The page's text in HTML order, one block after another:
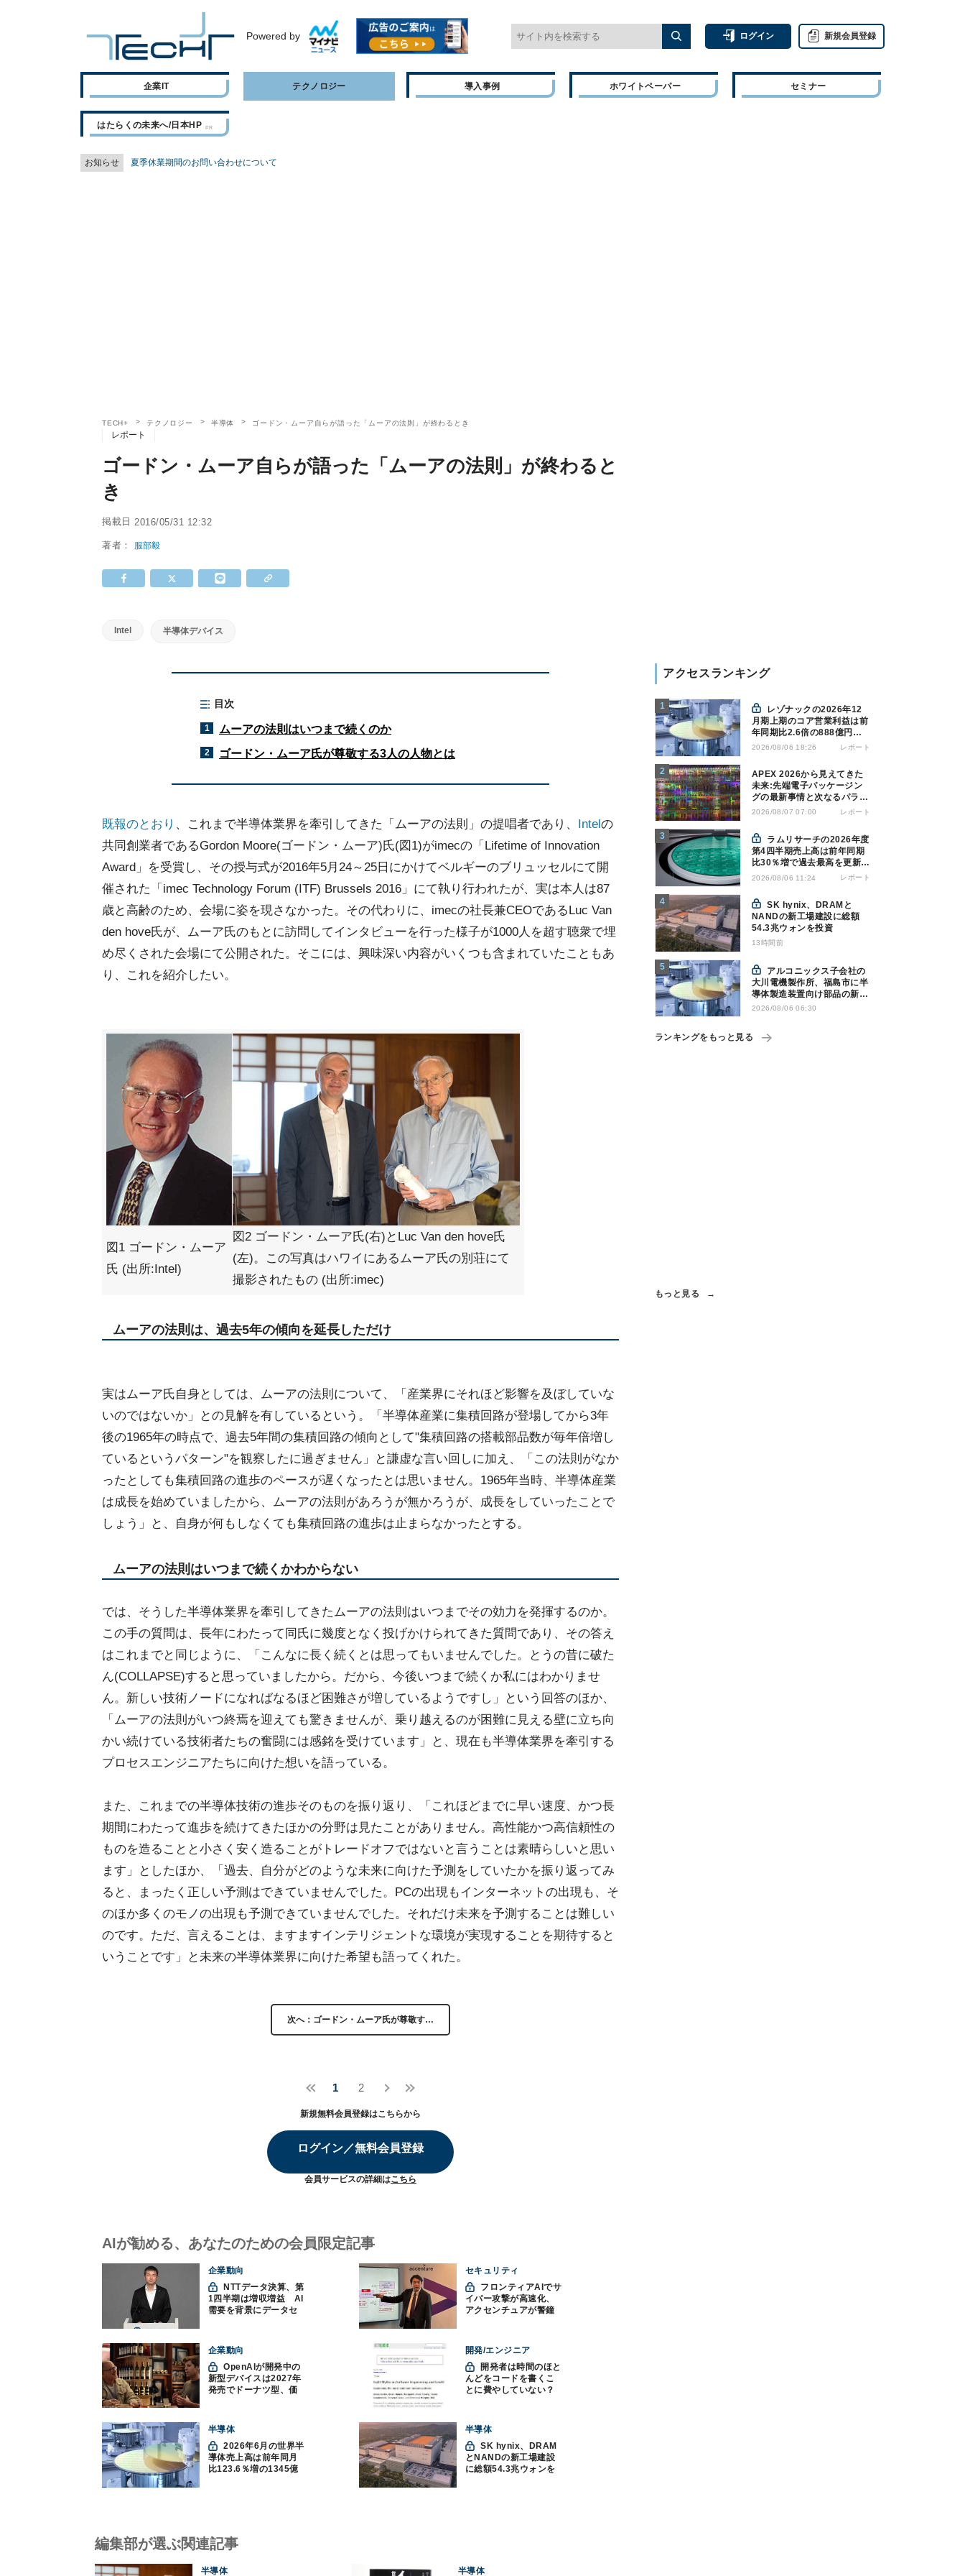
Powered by ログイン 新規会員登録
企業IT テクノロジー 導入事例 ホワイトペーパー セミナー
はたらくの未来へ/日本HP
お知らせ 夏季休業期間のお問い合わせについて
TECH+ テクノロジー 半導体 ゴードン・ムーア自らが語った「ムーアの法則」が終わるとき
レポート
ゴードン・ムーア自らが語った「ムーアの法則」が終わると
き
掲載日 2016/05/31 12:32
著者： 服部毅
Intel 半導体デバイス
目次
1 ムーアの法則はいつまで続くのか
2 ゴードン・ムーア氏が尊敬する3人の人物とは
既報のとおり 、これまで半導体業界を牽引してきた「ムーアの法則」の提唱者であり、 Intelの
共同創業者であるGordon Moore(ゴードン・ムーア)氏(図1)がimecの「Lifetime of Innovation
Award」を受賞し、その授与式が2016年5月24～25日にかけてベルギーのブリュッセルにて開
催された「imec Technology Forum (ITF) Brussels 2016」にて執り行われたが、実は本人は87
歳と高齢のため、会場に姿を現さなかった。その代わりに、imecの社長兼CEOであるLuc Van
den hove氏が、ムーア氏のもとに訪問してインタビューを行った様子が1000人を超す聴衆で埋
め尽くされた会場にて公開された。そこには、興味深い内容がいくつも含まれていたこともあ
り、これを紹介したい。
図1 ゴードン・ムーア
氏 (出所:Intel)
図2 ゴードン・ムーア氏(右)とLuc Van den hove氏
(左)。この写真はハワイにあるムーア氏の別荘にて
撮影されたもの (出所:imec)
ムーアの法則は、過去5年の傾向を延長しただけ
実はムーア氏自身としては、ムーアの法則について、「産業界にそれほど影響を及ぼしていな
いのではないか」との見解を有しているという。「半導体産業に集積回路が登場してから3年
後の1965年の時点で、過去5年間の集積回路の傾向として"集積回路の搭載部品数が毎年倍増し
ているというパターン"を観察したに過ぎません」と謙虚な言い回しに加え、「この法則がなか
ったとしても集積回路の進歩のペースが遅くなったとは思いません。1965年当時、半導体産業
は成長を始めていましたから、ムーアの法則があろうが無かろうが、成長をしていったことで
しょう」と、自身が何もしなくても集積回路の進歩は止まらなかったとする。
ムーアの法則はいつまで続くかわからない
では、そうした半導体業界を牽引してきたムーアの法則はいつまでその効力を発揮するのか。
この手の質問は、長年にわたって同氏に幾度となく投げかけられてきた質問であり、その答え
はこれまでと同じように、「こんなに長く続くとは思ってもいませんでした。とうの昔に破た
ん(COLLAPSE)すると思っていましたから。だから、今後いつまで続くか私にはわかりませ
ん。新しい技術ノードになればなるほど困難さが増しているようですし」という回答のほか、
「ムーアの法則がいつ終焉を迎えても驚きませんが、乗り越えるのが困難に見える壁に立ち向
かい続けている技術者たちの奮闘には感銘を受けています」と、現在も半導体業界を牽引する
プロセスエンジニアたちに向けた想いを語っている。
また、これまでの半導体技術の進歩そのものを振り返り、「これほどまでに早い速度、かつ長
期間にわたって進歩を続けてきたほかの分野は見たことがありません。高性能かつ高信頼性の
ものを造ることと小さく安く造ることがトレードオフではないと言うことは素晴らしいと思い
ます」としたほか、「過去、自分がどのような未来に向けた予測をしていたかを振り返ってみ
ると、まったく正しい予測はできていませんでした。PCの出現もインターネットの出現も、そ
のほか多くのモノの出現も予測できていませんでした。それだけ未来を予測することは難しい
のです。ただ、言えることは、ますますインテリジェントな環境が実現することを期待すると
いうことです」と未来の半導体業界に向けた希望も語ってくれた。
次へ：ゴードン・ムーア氏が尊敬す…
1 2
新規無料会員登録はこちらから
ログイン／無料会員登録
会員サービスの詳細はこちら
AIが勧める、あなたのための会員限定記事
企業動向
1四半期は増収増益 AI
需要を背景にデータセ
セキュリティ
イバー攻撃が高速化、
アクセンチュアが警鐘
企業動向
OpenAIが開発中の
新型デバイスは2027年
発売でドーナツ型、価
開発/エンジニア
んどをコードを書くこ
とに費やしていない？
つの神話への賛否
半導体
2026年6月の世界半
導体売上高は前年同月
比123.6％増の1345億
半導体
SK hynix、DRAM
とNANDの新工場建設
に総額54.3兆ウォンを
アクセスランキング
月期上期のコア営業利益は前
年同期比2.6倍の888億円、
AI向け半導体材料が好調
2026/08/06 18:26 レポート
APEX 2026から見えてきた
未来:先端電子パッケージン
グの最新事情と次なるパラダ
イムシフト
2026/08/07 07:00 レポート
第4四半期売上高は前年同期
比30％増で過去最高を更新、
NAND関連が好調
2026/08/06 11:24 レポート
SK hynix、DRAMと
NANDの新工場建設に総額
54.3兆ウォンを投資
13時間前
大川電機製作所、福島市に半
導体製造装置向け部品の新工
場建設を決定
2026/08/06 06:30
ランキングをもっと見る
もっと見る
編集部が選ぶ関連記事
半導体 半導体